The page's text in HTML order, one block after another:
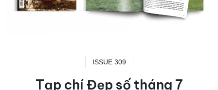
ISSUE 309
Tạp chí Đẹp số tháng 7